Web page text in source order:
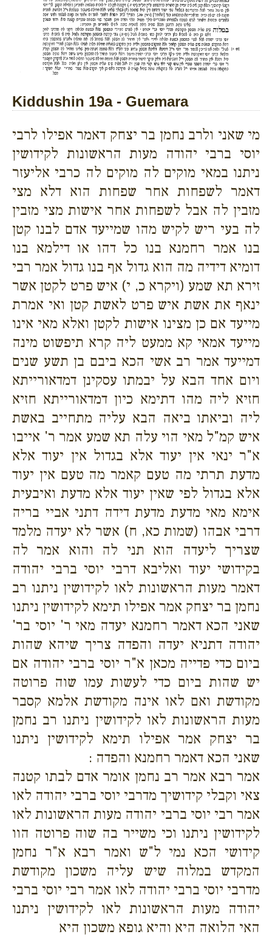
Kiddushin 19a - Guemara
מי שאני ולרב נחמן בר יצחק דאמר אפילו לרבי
יוסי ברבי יהודה מעות הראשונות לקידושין
ניתנו במאי מוקים לה מוקים לה כרבי אליעזר
דאמר לשפחות אחר שפחות הוא דלא מצי
מזבין לה אבל לשפחות אחר אישות מצי מזבין
לה בעי ריש לקיש מהו שמייעד אדם לבנו קטן
בנו אמר רחמנא בנו כל דהו או דילמא בנו
דומיא דידיה מה הוא גדול אף בנו גדול אמר רבי
זירא תא שמע (ויקרא כ, י) איש פרט לקטן אשר
ינאף את אשת איש פרט לאשת קטן ואי אמרת
מייעד אם כן מצינו אישות לקטן ואלא מאי אינו
מייעד אמאי קא ממעט ליה קרא תיפשוט מינה
דמייעד אמר רב אשי הכא ביבם בן תשע שנים
ויום אחד הבא על יבמתו עסקינן דמדאורייתא
חזיא ליה מהו דתימא כיון דמדאורייתא חזיא
ליה וביאתו ביאה הבא עליה מתחייב באשת
איש קמ"ל מאי הוי עלה תא שמע אמר ר' אייבו
א"ר ינאי אין יעוד אלא בגדול אין יעוד אלא
מדעת תרתי מה טעם קאמר מה טעם אין יעוד
אלא בגדול לפי שאין יעוד אלא מדעת ואיבעית
אימא מאי מדעת מדעת דידה דתני אביי בריה
דרבי אבהו (שמות כא, ח) אשר לא יעדה מלמד
שצריך ליעדה הוא תני לה והוא אמר לה
בקידושי יעוד ואליבא דרבי יוסי ברבי יהודה
דאמר מעות הראשונות לאו לקידושין ניתנו רב
נחמן בר יצחק אמר אפילו תימא לקידושין ניתנו
שאני הכא דאמר רחמנא יעדה מאי ר' יוסי בר'
יהודה דתניא יעדה והפדה צריך שיהא שהות
ביום כדי פדייה מכאן א"ר יוסי ברבי יהודה אם
יש שהות ביום כדי לעשות עמו שוה פרוטה
מקודשת ואם לאו אינה מקודשת אלמא קסבר
מעות הראשונות לאו לקידושין ניתנו רב נחמן
בר יצחק אמר אפילו תימא לקידושין ניתנו
שאני הכא דאמר רחמנא והפדה :
אמר רבא אמר רב נחמן אומר אדם לבתו קטנה
צאי וקבלי קידושיך מדרבי יוסי ברבי יהודה לאו
אמר רבי יוסי ברבי יהודה מעות הראשונות לאו
לקידושין ניתנו וכי משייר בה שוה פרוטה הוו
קידושי הכא נמי ל"ש ואמר רבא א"ר נחמן
המקדש במלוה שיש עליה משכון מקודשת
מדרבי יוסי ברבי יהודה לאו אמר רבי יוסי ברבי
יהודה מעות הראשונות לאו לקידושין ניתנו
האי הלואה היא והיא גופא משכון היא